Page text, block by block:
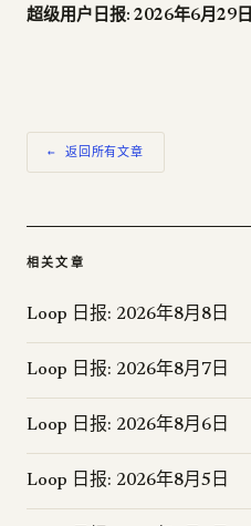
超级用户日报: 2026年6月29日
← 返回所有文章
相关文章
Loop 日报: 2026年8月8日
Loop 日报: 2026年8月7日
Loop 日报: 2026年8月6日
Loop 日报: 2026年8月5日